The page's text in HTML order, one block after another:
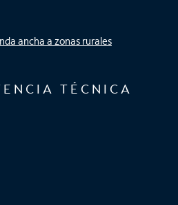
ancha a zonas rurales
TÉCNICA